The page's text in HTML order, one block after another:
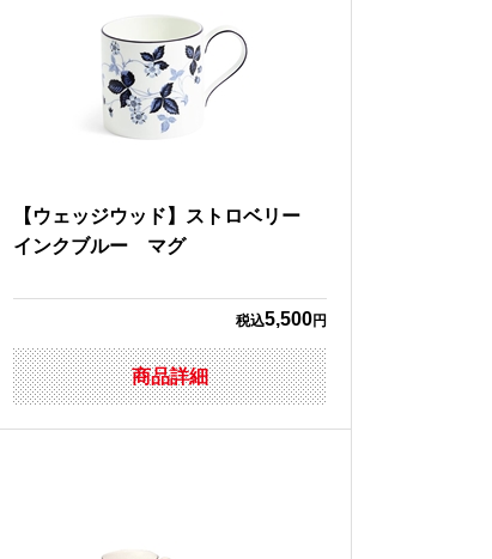
【ウェッジウッド】ストロベリー
インクブルー マグ
税込5,500円
商品詳細